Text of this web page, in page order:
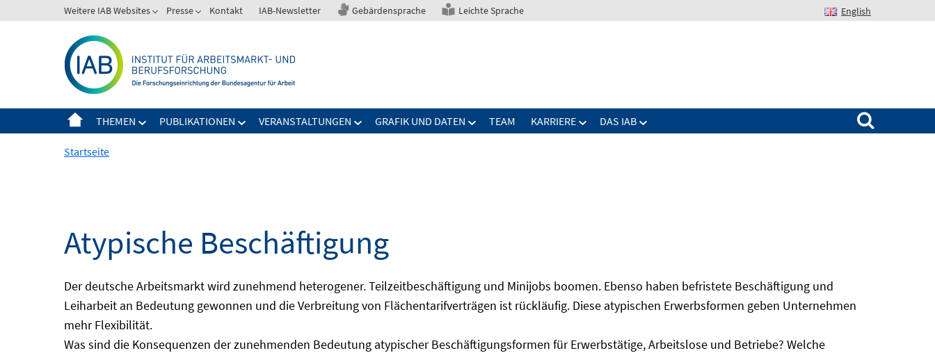
zum
Weitere IAB Websites Presse Kontakt IAB-Newsletter Gebärdensprache Leichte Sprache English
THEMEN PUBLIKATIONEN VERANSTALTUNGEN GRAFIK UND DATEN TEAM KARRIERE DAS IAB
Suchen nach:
Startseite
Atypische Beschäftigung
Der deutsche Arbeitsmarkt wird zunehmend heterogener. Teilzeitbeschäftigung und Minijobs boomen. Ebenso haben befristete Beschäftigung und
Leiharbeit an Bedeutung gewonnen und die Verbreitung von Flächentarifverträgen ist rückläufig. Diese atypischen Erwerbsformen geben Unternehmen
mehr Flexibilität.
Was sind die Konsequenzen der zunehmenden Bedeutung atypischer Beschäftigungsformen für Erwerbstätige, Arbeitslose und Betriebe? Welche